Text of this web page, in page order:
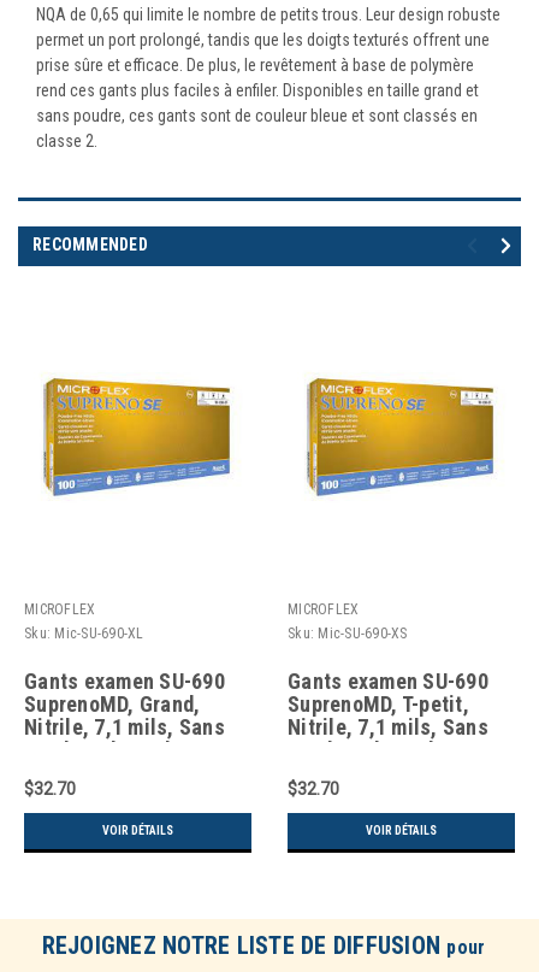
NQA de 0,65 qui limite le nombre de petits trous. Leur design robuste
permet un port prolongé, tandis que les doigts texturés offrent une
prise sûre et efficace. De plus, le revêtement à base de polymère
rend ces gants plus faciles à enfiler. Disponibles en taille grand et
sans poudre, ces gants sont de couleur bleue et sont classés en
classe 2.
RECOMMENDED
MICROFLEX
Sku: Mic-SU-690-XL
Gants examen SU-690
SuprenoMD, Grand,
Nitrile, 7,1 mils, Sans
poudre, Bleu, Classe 2
$32.70
VOIR DÉTAILS
MICROFLEX
Sku: Mic-SU-690-XS
Gants examen SU-690
SuprenoMD, T-petit,
Nitrile, 7,1 mils, Sans
poudre, Bleu, Classe 2
$32.70
VOIR DÉTAILS
REJOIGNEZ NOTRE LISTE DE DIFFUSION pour